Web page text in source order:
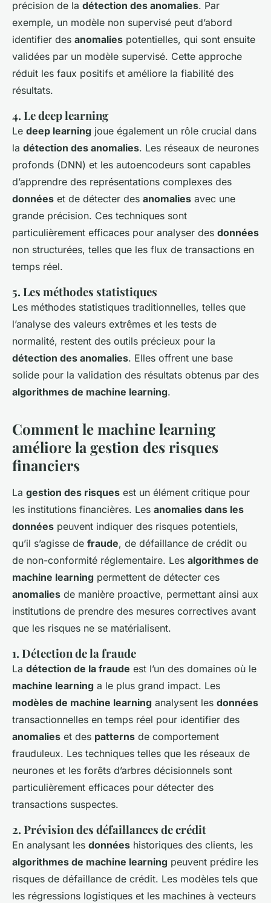
précision de la détection des anomalies. Par
exemple, un modèle non supervisé peut d’abord
identifier des anomalies potentielles, qui sont ensuite
validées par un modèle supervisé. Cette approche
réduit les faux positifs et améliore la fiabilité des
résultats.
4. Le deep learning
Le deep learning joue également un rôle crucial dans
la détection des anomalies. Les réseaux de neurones
profonds (DNN) et les autoencodeurs sont capables
d’apprendre des représentations complexes des
données et de détecter des anomalies avec une
grande précision. Ces techniques sont
particulièrement efficaces pour analyser des données
non structurées, telles que les flux de transactions en
temps réel.
5. Les méthodes statistiques
Les méthodes statistiques traditionnelles, telles que
l’analyse des valeurs extrêmes et les tests de
normalité, restent des outils précieux pour la
détection des anomalies. Elles offrent une base
solide pour la validation des résultats obtenus par des
algorithmes de machine learning.
Comment le machine learning
améliore la gestion des risques
financiers
La gestion des risques est un élément critique pour
les institutions financières. Les anomalies dans les
données peuvent indiquer des risques potentiels,
qu’il s’agisse de fraude, de défaillance de crédit ou
de non-conformité réglementaire. Les algorithmes de
machine learning permettent de détecter ces
anomalies de manière proactive, permettant ainsi aux
institutions de prendre des mesures correctives avant
que les risques ne se matérialisent.
1. Détection de la fraude
La détection de la fraude est l’un des domaines où le
machine learning a le plus grand impact. Les
modèles de machine learning analysent les données
transactionnelles en temps réel pour identifier des
anomalies et des patterns de comportement
frauduleux. Les techniques telles que les réseaux de
neurones et les forêts d’arbres décisionnels sont
particulièrement efficaces pour détecter des
transactions suspectes.
2. Prévision des défaillances de crédit
En analysant les données historiques des clients, les
algorithmes de machine learning peuvent prédire les
risques de défaillance de crédit. Les modèles tels que
les régressions logistiques et les machines à vecteurs